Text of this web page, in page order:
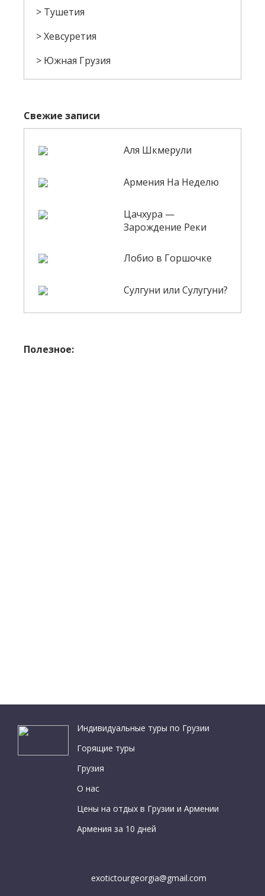
Тушетия
Хевсуретия
Южная Грузия
Свежие записи
Аля Шкмерули
Армения На Неделю
Цачхура —
Зарождение Реки
Лобио в Горшочке
Сулгуни или Сулугуни?
Полезное:
Индивидуальные туры по Грузии
Горящие туры
Грузия
О нас
Цены на отдых в Грузии и Армении
Армения за 10 дней
exotictourgeorgia@gmail.com